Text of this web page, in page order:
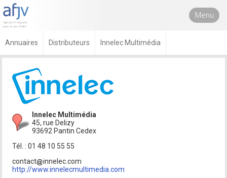
Menu
Annuaires Distributeurs Innelec Multimédia
Innelec Multimédia
45, rue Delizy
93692 Pantin Cedex
Tél. : 01 48 10 55 55
contact
innelec.com
http://www.innelecmultimedia.com